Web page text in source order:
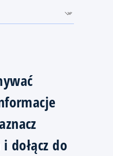
dołącz do